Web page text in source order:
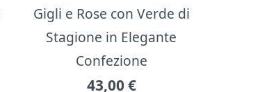
Gigli e Rose con Verde di
Stagione in Elegante
Confezione
43,00 €